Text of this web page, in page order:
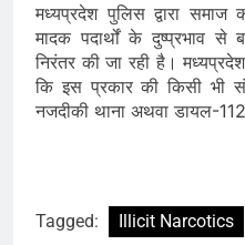
मध्‍यप्रदेश पुलिस द्वारा
मादक पदार्थों के दुष्प्रभाव से
निरंतर की जा रही है।
कि इस प्रकार की किसी भी
नजदीकी थाना अथवा डायल-
Tagged: Illicit Narcotics